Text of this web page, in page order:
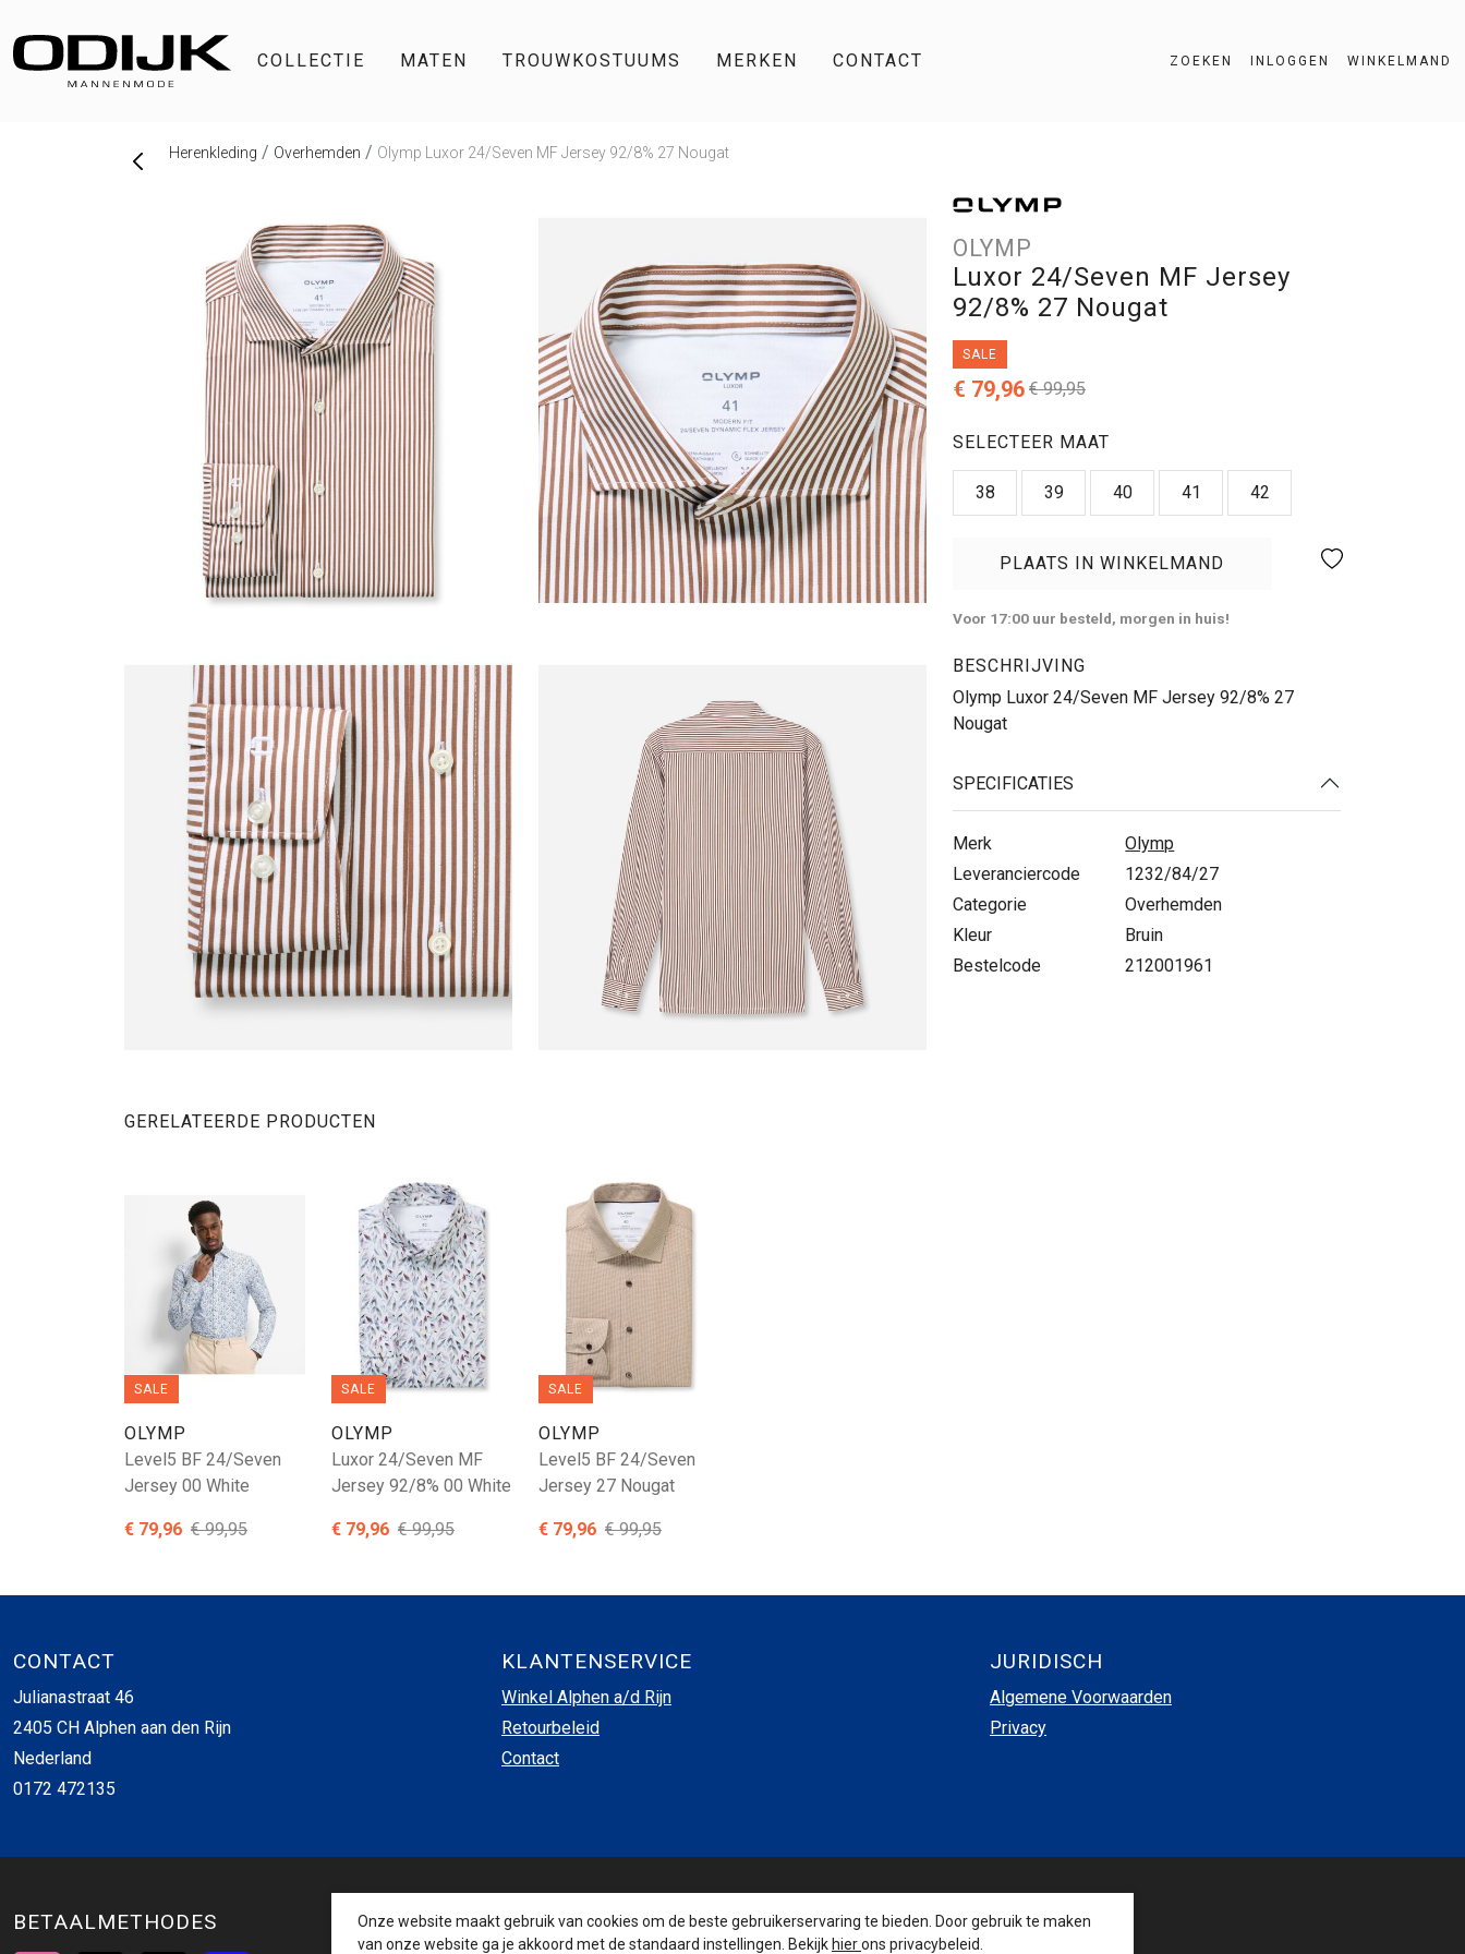
COLLECTIE MATEN TROUWKOSTUUMS MERKEN CONTACT ZOEKEN INLOGGEN WINKELMAND
Herenkleding Overhemden Olymp Luxor 24/Seven MF Jersey 92/8% 27 Nougat
OLYMP
Luxor 24/Seven MF Jersey
92/8% 27 Nougat
SALE
€ 99,95
€ 79,96
SELECTEER MAAT
38 39 40 41 42
PLAATS IN WINKELMAND
Voor 17:00 uur besteld, morgen in huis!
BESCHRIJVING
Olymp Luxor 24/Seven MF Jersey 92/8% 27
Nougat
SPECIFICATIES
Merk
Olymp
Leveranciercode
1232/84/27
Categorie
Overhemden
Kleur
Bruin
Bestelcode
212001961
GERELATEERDE PRODUCTEN
SALE
OLYMP
Level5 BF 24/Seven
Jersey 00 White
€ 79,96 € 99,95
SALE
OLYMP
Luxor 24/Seven MF
Jersey 92/8% 00 White
€ 79,96 € 99,95
SALE
OLYMP
Level5 BF 24/Seven
Jersey 27 Nougat
€ 79,96 € 99,95
CONTACT
Julianastraat 46
2405 CH Alphen aan den Rijn
Nederland
0172 472135
KLANTENSERVICE
Winkel Alphen a/d Rijn
Retourbeleid
Contact
JURIDISCH
Algemene Voorwaarden
Privacy
BETAALMETHODES INSCHRIJVEN NIEUWSBRIEF VOLG ONS
Onze website maakt gebruik van cookies om de beste gebruikerservaring te bieden. Door gebruik te maken
van onze website ga je akkoord met de standaard instellingen. Bekijk hierons privacybeleid.